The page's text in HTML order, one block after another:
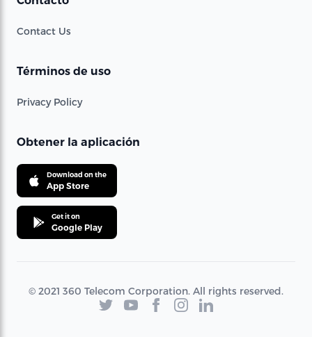
Contact Us
Términos de uso
Privacy Policy
Obtener la aplicación
Download on the
App Store
Get it on
Google Play
© 2021 360 Telecom Corporation. All rights reserved.